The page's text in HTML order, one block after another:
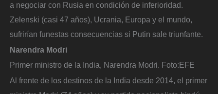
a negociar con Rusia en condición de inferioridad.
Zelenski (casi 47 años), Ucrania, Europa y el mundo,
sufrirían funestas consecuencias si Putin sale triunfante.
Narendra Modri
Primer ministro de la India, Narendra Modri. Foto: EFE
Al frente de los destinos de la India desde 2014, el primer